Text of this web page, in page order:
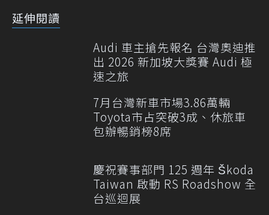
延伸閱讀
Audi 車主搶先報名 台灣奧迪推
出 2026 新加坡大獎賽 Audi 極
速之旅
7月台灣新車市場3.86萬輛
Toyota市占突破3成、休旅車
包辦暢銷榜8席
慶祝賽事部門 125 週年 Škoda
Taiwan 啟動 RS Roadshow 全
台巡迴展